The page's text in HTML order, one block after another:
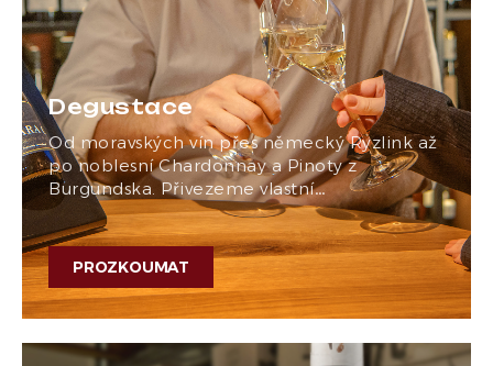
Degustace
Od moravských vín přes německý Ryzlink až
po noblesní Chardonnay a Pinoty z
Burgundska. Přivezeme vlastní…
PROZKOUMAT